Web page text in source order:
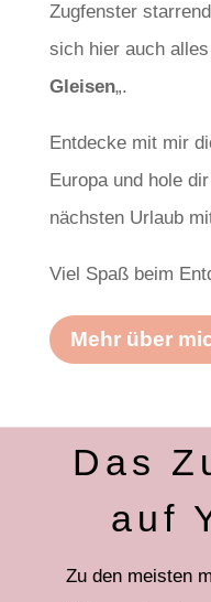
Zugfenster
sich hier auch alles
Gleisen„.
Entdecke mit mir
Europa und hole
nächsten Urlaub
Viel Spaß beim
Mehr über
Das
auf
Zu den meisten